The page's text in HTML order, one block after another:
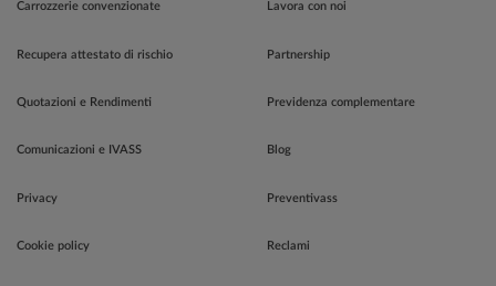
Carrozzerie convenzionate
Recupera attestato di rischio
Quotazioni e Rendimenti
Comunicazioni e IVASS
Privacy
Cookie policy
Lavora con noi
Partnership
Previdenza complementare
Blog
Preventivass
Reclami